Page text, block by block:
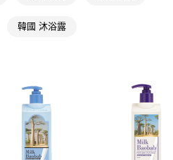
費通知簡訊。
刻繳費，但若您需要取消訂單，請聯絡
後付 」之結帳頁面顯示為準，若有關於
等相關疑問，請聯繫「AFTEE先享後付
support/home
)免運費
)免運費
韓國 沐浴露